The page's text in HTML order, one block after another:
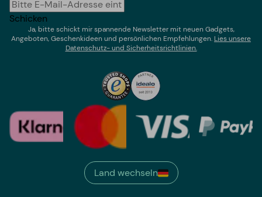
Schicken
Ja, bitte schickt mir spannende Newsletter mit neuen Gadgets,
Angeboten, Geschenkideen und persönlichen Empfehlungen. Lies unsere
Datenschutz- und Sicherheitsrichtlinien.
Land wechseln